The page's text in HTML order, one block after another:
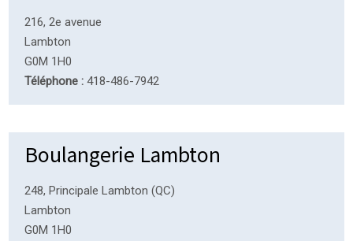
216, 2e avenue
Lambton
G0M 1H0
Téléphone : 418-486-7942
Boulangerie Lambton
248, Principale Lambton (QC)
Lambton
G0M 1H0